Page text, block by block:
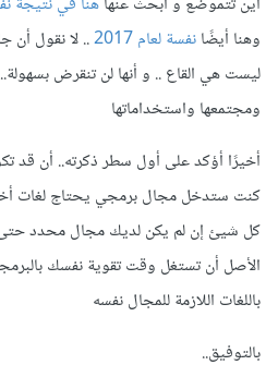
وهنا أيضًانفسة لعام 2017
.. لا نقول أن
ليست هي القاع .. و أنها لن تنقرض بسهولة..
ومجتمعها واستخداماتها
أخيرًا أؤكد على أول سطر ذكرته.. أن قد
كنت ستدخل مجال برمجي يحتاج لغات
كل شيئ إن لم يكن لديك مجال محدد
الأصل أن تستغل وقت تقوية نفسك
باللغات اللازمة للمجال نفسه
بالتوفيق..